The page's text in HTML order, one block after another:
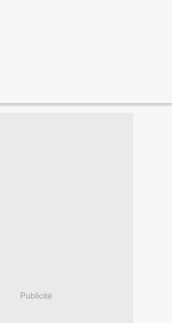
Publicité